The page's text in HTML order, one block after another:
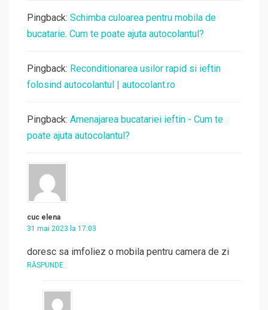
Pingback: Schimba culoarea pentru mobila de
bucatarie. Cum te poate ajuta autocolantul?
Pingback: Reconditionarea usilor rapid si ieftin
folosind autocolantul | autocolant.ro
Pingback: Amenajarea bucatariei ieftin - Cum te
poate ajuta autocolantul?
cuc elena
31 mai 2023 la 17:03
doresc sa imfoliez o mobila pentru camera de zi
RĂSPUNDE